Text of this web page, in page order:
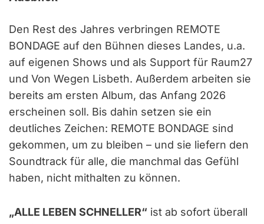
Den Rest des Jahres verbringen REMOTE
BONDAGE auf den Bühnen dieses Landes, u.a.
auf eigenen Shows und als Support für Raum27
und Von Wegen Lisbeth. Außerdem arbeiten sie
bereits am ersten Album, das Anfang 2026
erscheinen soll. Bis dahin setzen sie ein
deutliches Zeichen: REMOTE BONDAGE sind
gekommen, um zu bleiben – und sie liefern den
Soundtrack für alle, die manchmal das Gefühl
haben, nicht mithalten zu können.
„ALLE LEBEN SCHNELLER“ ist ab sofort überall